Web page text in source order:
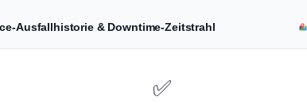
Ausfallhistorie & Downtime-Zeitstrahl
✅